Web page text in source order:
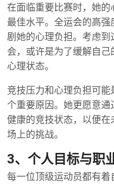
在面临重要比赛时，她
最佳水平。全运会的高
剧她的心理负担。考虑
会，或许是为了缓解自
心理状态。
竞技压力和心理负担可
个重要原因。她更愿意
健康的竞技状态，以便
场上的挑战。
3、个人目标与职
每一位顶级运动员都有